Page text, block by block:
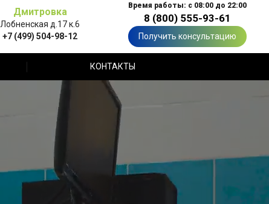
Дмитровка
Лобненская д.17 к.6
+7 (499) 504-98-12
Время работы: с 08:00 до 22:00
8 (800) 555-93-61
Получить консультацию
КОНТАКТЫ